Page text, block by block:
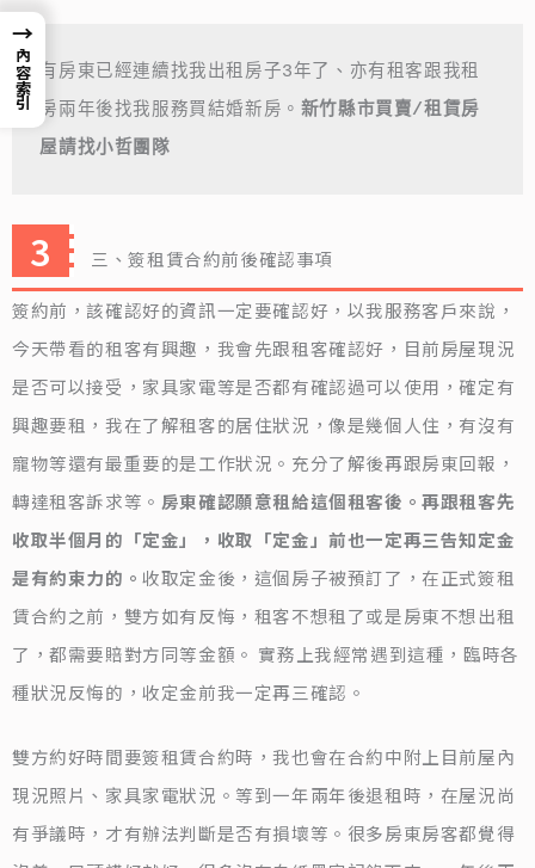
有房東已經連續找我出租房子3年了、亦有租客跟我租
房兩年後找我服務買結婚新房。 新竹縣市買賣/租賃房
屋請找小哲團隊
三、簽租賃合約前後確認事項
簽約前，該確認好的資訊一定要確認好，以我服務客戶來說，
今天帶看的租客有興趣，我會先跟租客確認好，目前房屋現況
是否可以接受，家具家電等是否都有確認過可以使用，確定有
興趣要租，我在了解租客的居住狀況，像是幾個人住，有沒有
寵物等還有最重要的是工作狀況。充分了解後再跟房東回報，
轉達租客訴求等。 房東確認願意租給這個租客後。再跟租客先
收取半個月的「定金」，收取「定金」前也一定再三告知定金
是有約束力的。收取定金後，這個房子被預訂了，在正式簽租
賃合約之前，雙方如有反悔，租客不想租了或是房東不想出租
了，都需要賠對方同等金額。 實務上我經常遇到這種，臨時各
種狀況反悔的，收定金前我一定再三確認。
雙方約好時間要簽租賃合約時，我也會在合約中附上目前屋內
現況照片、家具家電狀況。等到一年兩年後退租時，在屋況尚
有爭議時，才有辦法判斷是否有損壞等。很多房東房客都覺得
→
內容索引